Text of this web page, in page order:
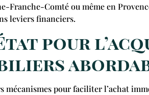
Franche-Comté ou même en
leviers financiers.
pour
mécanismes pour faciliter l’achat